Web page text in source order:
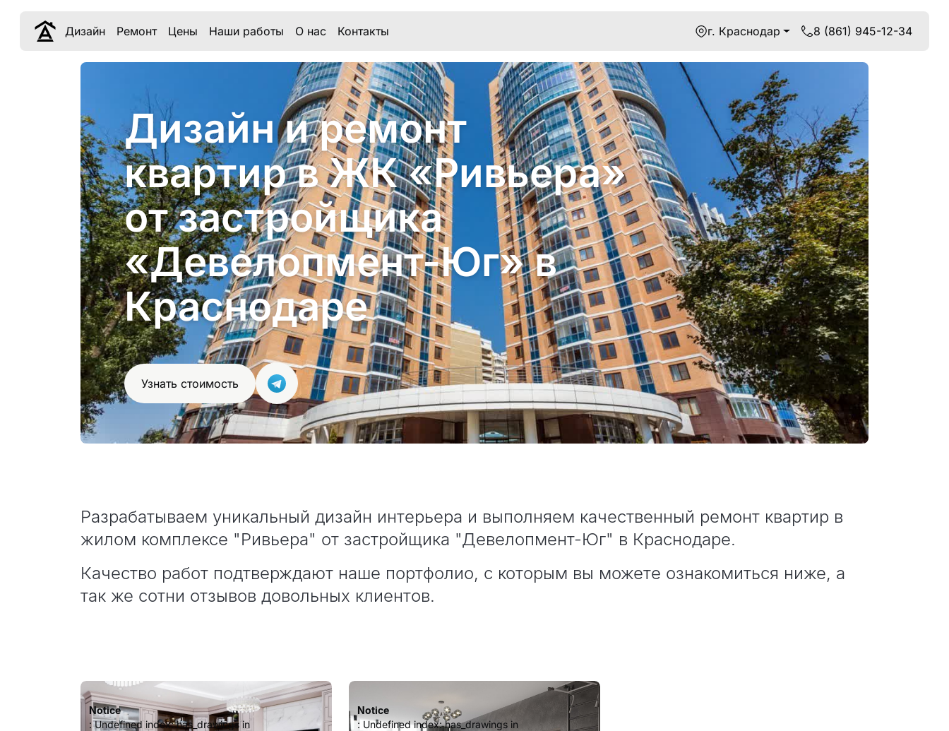
Дизайн Ремонт Цены Наши работы О нас Контакты г. Краснодар 8 (861) 945-12-34
Дизайн и ремонт
квартир в ЖК «Ривьера»
от застройщика
«Девелопмент-Юг» в
Краснодаре
Узнать стоимость
Разрабатываем уникальный дизайн интерьера и выполняем качественный ремонт квартир в
жилом комплексе "Ривьера" от застройщика "Девелопмент-Юг" в Краснодаре.
Качество работ подтверждают наше портфолио, с которым вы можете ознакомиться ниже, а
так же сотни отзывов довольных клиентов.
Notice
: Undefined index: has_drawings in
Notice
: Undefined index: has_drawings in